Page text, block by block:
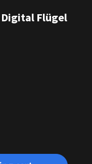
Digital Flügel